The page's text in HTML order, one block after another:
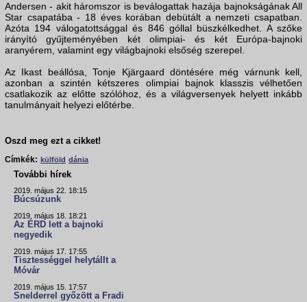
Andersen - akit háromszor is beválogattak hazája bajnokságának All
Star csapatába - 18 éves korában debütált a nemzeti csapatban.
Azóta 194 válogatottsággal és 846 góllal büszkélkedhet. A szőke
irányító gyűjteményében két olimpiai- és két Európa-bajnoki
aranyérem, valamint egy világbajnoki elsőség szerepel.
Az Ikast beállósa, Tonje Kjärgaard döntésére még várnunk kell,
azonban a szintén kétszeres olimpiai bajnok klasszis vélhetően
csatlakozik az előtte szólóhoz, és a világversenyek helyett inkább
tanulmányait helyezi előtérbe.
Oszd meg ezt a cikket!
Címkék: külföld dánia
További hírek
2019. május 22. 18:15
Búcsúzunk
2019. május 18. 18:21
Az ÉRD lett a bajnoki
negyedik
2019. május 17. 17:55
Tisztességgel helytállt a
Móvár
2019. május 15. 17:57
Snelderrel győzött a Fradi